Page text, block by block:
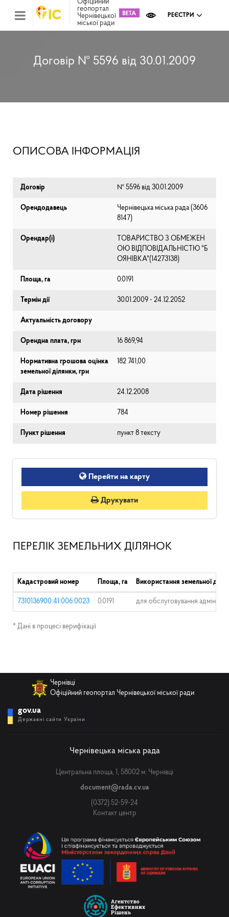
Офіційний
геопортал
Чернівецької
міської ради
РЕЄСТРИ
Договір № 5596 від 30.01.2009
ОПИСОВА ІНФОРМАЦІЯ
Договір № 5596 від 30.01.2009
Орендодавець
Чернівецька міська рада (⁨3606
8147⁩)
Орендар(і)
ТОВАРИСТВО З ОБМЕЖЕН
ОЮ ВІДПОВІДАЛЬНІСТЮ "Б
ОЯНІВКА"(14273138)
Площа, га 0.0191
Термін дії 30.01.2009 - 24.12.2052
Актуальність договору
Орендна плата, грн 16 869,94
Нормативна грошова оцінка
земельної ділянки, грн
182 741,00
Дата рішення 24.12.2008
Номер рішення 784
Пункт рішення пункт 8 тексту
Перейти на карту
Друкувати
ПЕРЕЛІК ЗЕМЕЛЬНИХ ДІЛЯНОК
Кадастровий номер Площа, га Використання земельної
7310136900:41:006:0023 0.0191 для обслуговування
* Дані в процесі верифікації
Чернівці
Офіційний геопортал Чернівецької міської ради
gov.ua
Державні сайти України
Чернівецька міська рада
Центральна площа, 1, 58002 м. Чернівці
document@rada.cv.ua
(0372) 52-59-24
Контакт центр